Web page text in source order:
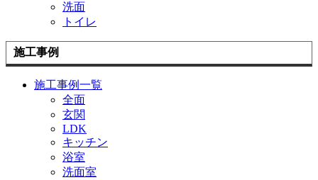
洗面
トイレ
施工事例
施工事例一覧
全面
玄関
LDK
キッチン
浴室
洗面室